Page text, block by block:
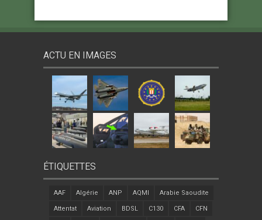
ACTU EN IMAGES
ÉTIQUETTES
AAF Algérie ANP AQMI Arabie Saoudite
Attentat Aviation BDSL C130 CFA CFN